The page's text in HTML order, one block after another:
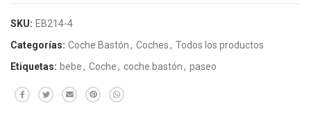
SKU: EB214-4
Categorías: Coche Bastón, Coches, Todos los productos
Etiquetas: bebe, Coche, coche bastón, paseo